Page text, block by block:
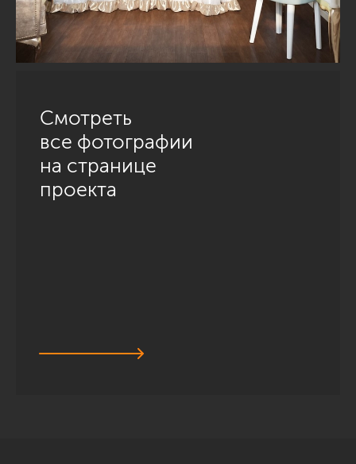
Смотреть
все фотографии
на странице
проекта